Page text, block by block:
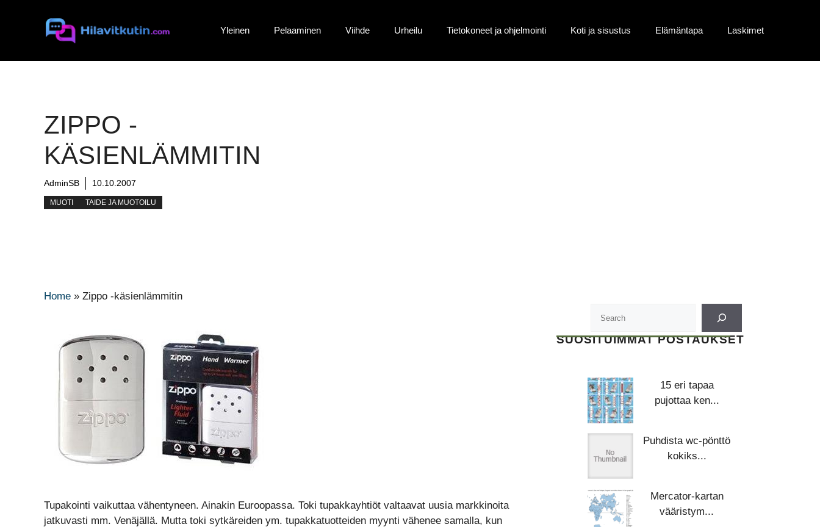
Yleinen Pelaaminen Viihde Urheilu Tietokoneet ja ohjelmointi Koti ja sisustus Elämäntapa Laskimet
ZIPPO -
KÄSIENLÄMMITIN
AdminSB 10.10.2007
MUOTI TAIDE JA MUOTOILU
Home » Zippo -käsienlämmitin
Tupakointi vaikuttaa vähentyneen. Ainakin Euroopassa. Toki tupakkayhtiöt valtaavat uusia markkinoita
jatkuvasti mm. Venäjällä. Mutta toki sytkäreiden ym. tupakkatuotteiden myynti vähenee samalla, kun
SUOSITUIMMAT POSTAUKSET
15 eri tapaa
pujottaa ken...
Puhdista wc-pönttö
kokiks...
Mercator-kartan
vääristym...